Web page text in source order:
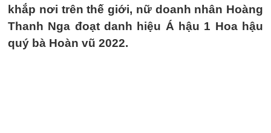
khắp nơi trên thế giới, nữ doanh nhân Hoàng
Thanh Nga đoạt danh hiệu Á hậu 1 Hoa hậu
quý bà Hoàn vũ 2022.